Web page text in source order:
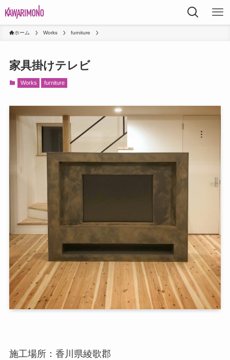
ホーム Works furniture
家具掛けテレビ
Works furniture
施工場所：香川県綾歌郡